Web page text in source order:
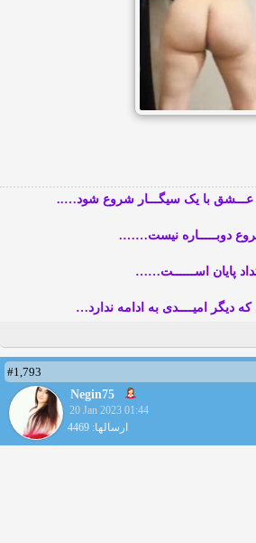
با یک سیگـــار شروع شود…..
دوبـــــاره نیست…….
پایان اســــــت……
دیگر امیــــدی به ادامه ندارد…
#1,793
Negin75
20 Jan 2023 01:44
ارسالها: 4469